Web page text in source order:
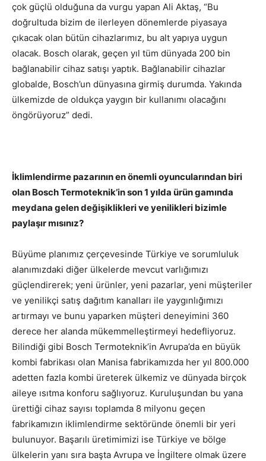
çok güçlü olduğuna da vurgu yapan Ali Aktaş, “Bu
doğrultuda bizim de ilerleyen dönemlerde piyasaya
çıkacak olan bütün cihazlarımız, bu alt yapıya uygun
olacak. Bosch olarak, geçen yıl tüm dünyada 200 bin
bağlanabilir cihaz satışı yaptık. Bağlanabilir cihazlar
globalde, Bosch’un dünyasına girmiş durumda. Yakında
ülkemizde de oldukça yaygın bir kullanımı olacağını
öngörüyoruz” dedi.
İklimlendirme pazarının en önemli oyuncularından biri
olan Bosch Termoteknik’in son 1 yılda ürün gamında
meydana gelen değişiklikleri ve yenilikleri bizimle
paylaşır mısınız?
Büyüme planımız çerçevesinde Türkiye ve sorumluluk
alanımızdaki diğer ülkelerde mevcut varlığımızı
güçlendirerek; yeni ürünler, yeni pazarlar, yeni müşteriler
ve yenilikçi satış dağıtım kanalları ile yaygınlığımızı
artırmayı ve bunu yaparken müşteri deneyimini 360
derece her alanda mükemmelleştirmeyi hedefliyoruz.
Bilindiği gibi Bosch Termoteknik’in Avrupa’da en büyük
kombi fabrikası olan Manisa fabrikamızda her yıl 800.000
adetten fazla kombi üreterek ülkemiz ve dünyada birçok
aileye ısıtma konforu sağlıyoruz. Kuruluşundan bu yana
ürettiği cihaz sayısı toplamda 8 milyonu geçen
fabrikamızın iklimlendirme sektöründe önemli bir yeri
bulunuyor. Başarılı üretimimizi ise Türkiye ve bölge
ülkelerin yanı sıra başta Avrupa ve İngiltere olmak üzere